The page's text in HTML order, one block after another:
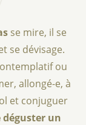
se mire, il se
se dévisage.
ou
allongé-e, à
et conjuguer
déguster un